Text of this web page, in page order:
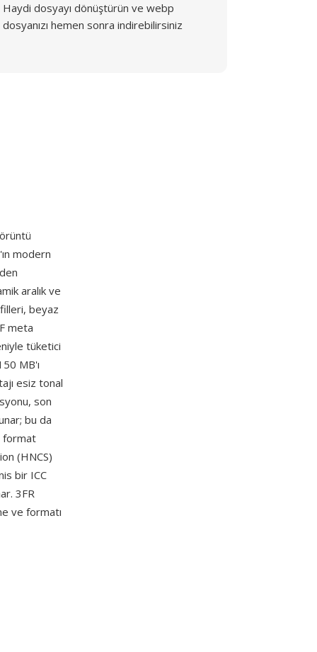
Haydi dosyayı dönüştürün ve webp
dosyanızı hemen sonra indirebilirsiniz
modern
aralık ve
beyaz
meta
tüketici
MB'ı
esiz tonal
son
bu da
format
(HNCS)
bir ICC
3FR
ve formatı